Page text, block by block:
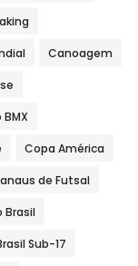
Canoagem
Copa América
de Futsal
Brasil
Sub-17